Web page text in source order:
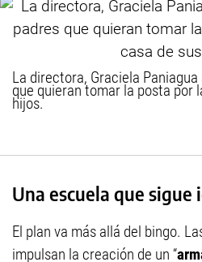
La directora, Graciela
que quieran tomar la posta por
hijos.
Una escuela que sigue
El plan va más allá del bingo.
impulsan la creación de un “